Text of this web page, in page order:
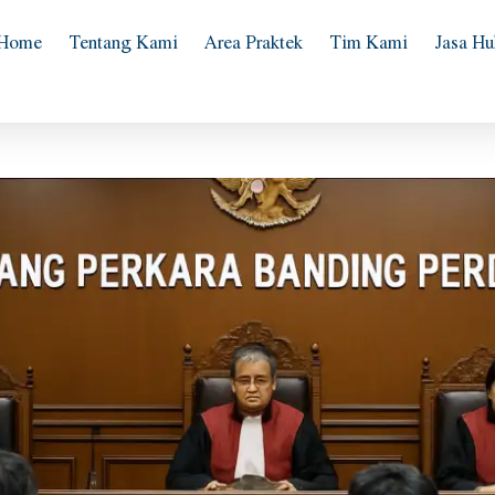
Tentang Kami Area Praktek Tim Kami Jasa